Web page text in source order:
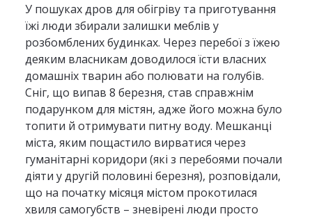
У пошуках дров для обігріву та приготування
їжі люди збирали залишки меблів у
розбомблених будинках. Через перебої з їжею
деяким власникам доводилося їсти власних
домашніх тварин або полювати на голубів.
Сніг, що випав 8 березня, став справжнім
подарунком для містян, адже його можна було
топити й отримувати питну воду. Мешканці
міста, яким пощастило вирватися через
гуманітарні коридори (які з перебоями почали
діяти у другій половині березня), розповідали,
що на початку місяця містом прокотилася
хвиля самогубств – зневірені люди просто